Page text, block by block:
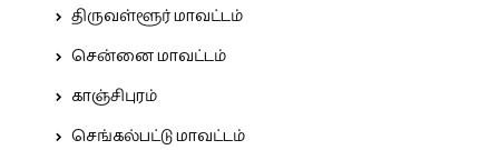
திருவள்ளூர் மாவட்டம்
சென்னை மாவட்டம்
காஞ்சிபுரம்
செங்கல்பட்டு மாவட்டம்